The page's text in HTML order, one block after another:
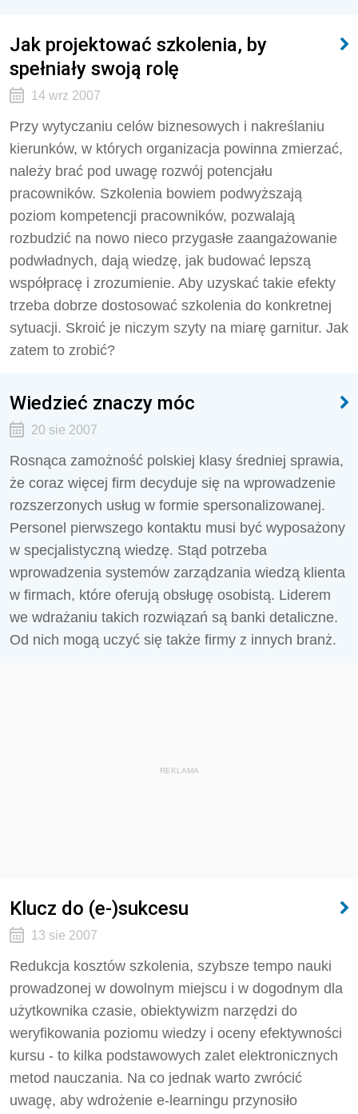
Jak projektować szkolenia, by
spełniały swoją rolę
14 wrz 2007
Przy wytyczaniu celów biznesowych i nakreślaniu
kierunków, w których organizacja powinna zmierzać,
należy brać pod uwagę rozwój potencjału
pracowników. Szkolenia bowiem podwyższają
poziom kompetencji pracowników, pozwalają
rozbudzić na nowo nieco przygasłe zaangażowanie
podwładnych, dają wiedzę, jak budować lepszą
współpracę i zrozumienie. Aby uzyskać takie efekty
trzeba dobrze dostosować szkolenia do konkretnej
sytuacji. Skroić je niczym szyty na miarę garnitur. Jak
zatem to zrobić?
Wiedzieć znaczy móc
20 sie 2007
Rosnąca zamożność polskiej klasy średniej sprawia,
że coraz więcej firm decyduje się na wprowadzenie
rozszerzonych usług w formie spersonalizowanej.
Personel pierwszego kontaktu musi być wyposażony
w specjalistyczną wiedzę. Stąd potrzeba
wprowadzenia systemów zarządzania wiedzą klienta
w firmach, które oferują obsługę osobistą. Liderem
we wdrażaniu takich rozwiązań są banki detaliczne.
Od nich mogą uczyć się także firmy z innych branż.
REKLAMA
Klucz do (e-)sukcesu
13 sie 2007
Redukcja kosztów szkolenia, szybsze tempo nauki
prowadzonej w dowolnym miejscu i w dogodnym dla
użytkownika czasie, obiektywizm narzędzi do
weryfikowania poziomu wiedzy i oceny efektywności
kursu - to kilka podstawowych zalet elektronicznych
metod nauczania. Na co jednak warto zwrócić
uwagę, aby wdrożenie e-learningu przynosiło